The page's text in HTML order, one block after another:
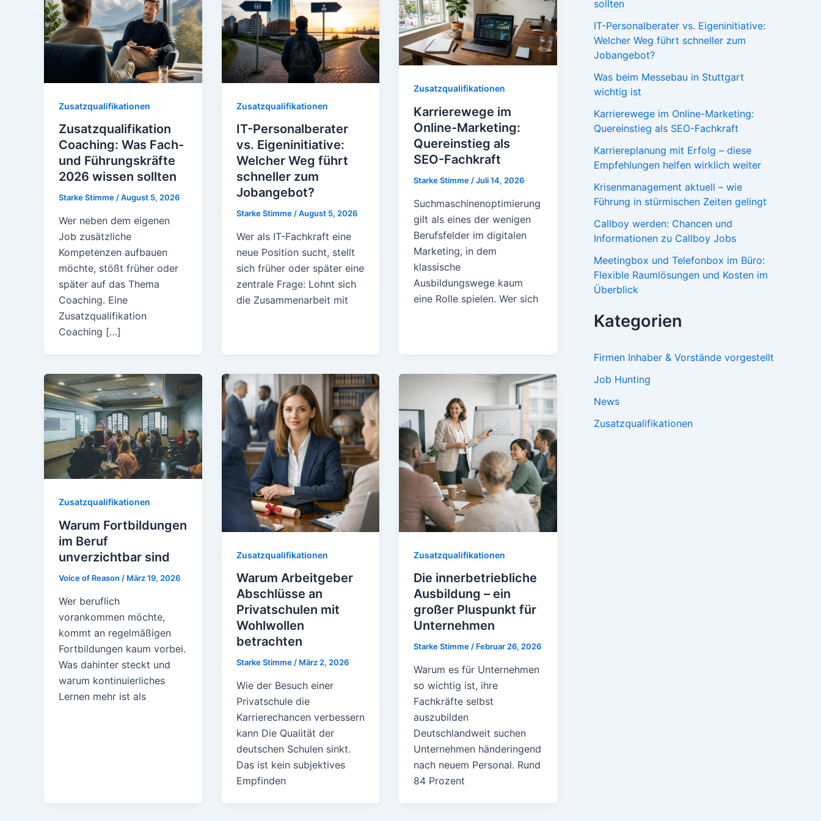
Zusatzqualifikationen
Zusatzqualifikation
Coaching: Was Fach-
und Führungskräfte
2026 wissen sollten
Starke Stimme/August 5, 2026
Wer neben dem eigenen
Job zusätzliche
Kompetenzen aufbauen
möchte, stößt früher oder
später auf das Thema
Coaching. Eine
Zusatzqualifikation
Coaching […]
Zusatzqualifikationen
IT-Personalberater
vs. Eigeninitiative:
Welcher Weg führt
schneller zum
Jobangebot?
Starke Stimme/August 5, 2026
Wer als IT-Fachkraft eine
neue Position sucht, stellt
sich früher oder später eine
zentrale Frage: Lohnt sich
die Zusammenarbeit mit
Zusatzqualifikationen
Karrierewege im
Online-Marketing:
Quereinstieg als
SEO-Fachkraft
Starke Stimme /Juli 14, 2026
Suchmaschinenoptimierung
gilt als eines der wenigen
Berufsfelder im digitalen
Marketing, in dem
klassische
Ausbildungswege kaum
eine Rolle spielen. Wer sich
Zusatzqualifikationen
Warum Fortbildungen
im Beruf
unverzichtbar sind
Voice of Reason / März 19, 2026
Wer beruflich
vorankommen möchte,
kommt an regelmäßigen
Fortbildungen kaum vorbei.
Was dahinter steckt und
warum kontinuierliches
Lernen mehr ist als
Zusatzqualifikationen
Warum Arbeitgeber
Abschlüsse an
Privatschulen mit
Wohlwollen
betrachten
Starke Stimme/ März 2, 2026
Wie der Besuch einer
Privatschule die
Karrierechancen verbessern
kann Die Qualität der
deutschen Schulen sinkt.
Das ist kein subjektives
Empfinden
Zusatzqualifikationen
Die innerbetriebliche
Ausbildung – ein
großer Pluspunkt für
Unternehmen
Starke Stimme/ Februar 26, 2026
Warum es für Unternehmen
so wichtig ist, ihre
Fachkräfte selbst
auszubilden
Deutschlandweit suchen
Unternehmen händeringend
nach neuem Personal. Rund
84 Prozent
sollten
IT-Personalberater vs. Eigeninitiative:
Welcher Weg führt schneller zum
Jobangebot?
Was beim Messebau in Stuttgart
wichtig ist
Karrierewege im Online-Marketing:
Quereinstieg als SEO-Fachkraft
Karriereplanung mit Erfolg – diese
Empfehlungen helfen wirklich weiter
Krisenmanagement aktuell – wie
Führung in stürmischen Zeiten gelingt
Callboy werden: Chancen und
Informationen zu Callboy Jobs
Meetingbox und Telefonbox im Büro:
Flexible Raumlösungen und Kosten im
Überblick
Kategorien
Firmen Inhaber & Vorstände vorgestellt
Job Hunting
News
Zusatzqualifikationen